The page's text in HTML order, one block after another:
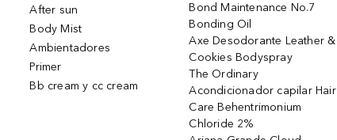
After sun
Body Mist
Ambientadores
Primer
Bb cream y cc cream
Bond Maintenance No.7
Bonding Oil
Axe Desodorante Leather &
Cookies Bodyspray
The Ordinary
Acondicionador capilar Hair
Care Behentrimonium
Chloride 2%